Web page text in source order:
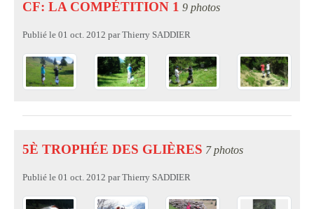
CF: LA COMPÉTITION 1 9 photos
Publié le 01 oct. 2012 parThierry SADDIER
5È TROPHÉE DES GLIÈRES 7 photos
Publié le 01 oct. 2012 parThierry SADDIER